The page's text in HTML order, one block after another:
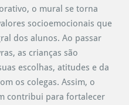
o mural se torna
socioemocionais que
dos alunos. Ao passar
as crianças são
escolhas, atitudes e da
os colegas. Assim, o
contribui para fortalecer